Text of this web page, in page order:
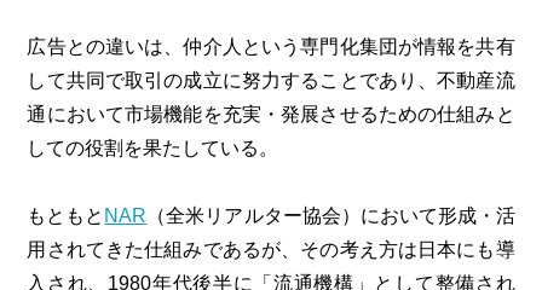
広告との違いは、仲介人という専門化集団が情報を共有
して共同で取引の成立に努力することであり、不動産流
通において市場機能を充実・発展させるための仕組みと
しての役割を果たしている。
もともと NAR （全米リアルター協会）において形成・活
用されてきた仕組みであるが、その考え方は日本にも導
入され、1980年代後半に「流通機構」として整備され